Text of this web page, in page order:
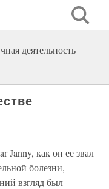
деятельность
Janny, как он ее звал
болезни,
взгляд был